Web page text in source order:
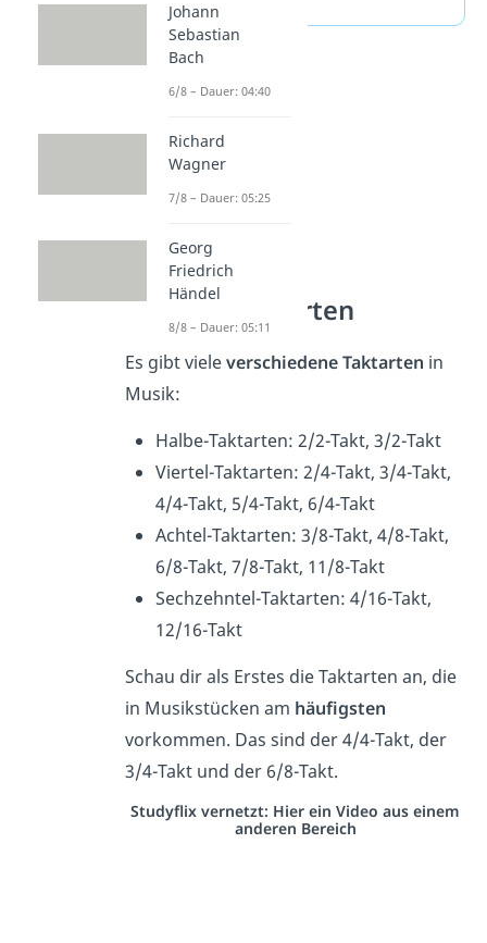
Häufige Taktarten
Es gibt vieleverschiedene Taktarten in
Musik:
Halbe-Taktarten: 2/2-Takt, 3/2-Takt
Viertel-Taktarten: 2/4-Takt, 3/4-Takt,
4/4-Takt, 5/4-Takt, 6/4-Takt
Achtel-Taktarten: 3/8-Takt, 4/8-Takt,
6/8-Takt, 7/8-Takt, 11/8-Takt
Sechzehntel-Taktarten: 4/16-Takt,
12/16-Takt
Schau dir als Erstes die Taktarten an, die
in Musikstücken am häufigsten
vorkommen. Das sind der 4/4-Takt, der
3/4-Takt und der 6/8-Takt.
Studyflix vernetzt: Hier ein Video aus einem
anderen Bereich
Johann
Sebastian
Bach
6/8 – Dauer: 04:40
Richard
Wagner
7/8 – Dauer: 05:25
Georg
Friedrich
Händel
8/8 – Dauer: 05:11